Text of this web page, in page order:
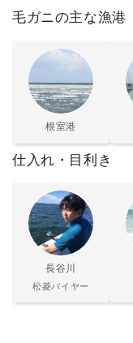
毛ガニの主な漁港
根室港
仕入れ・目利き
長谷川
松菱バイヤー